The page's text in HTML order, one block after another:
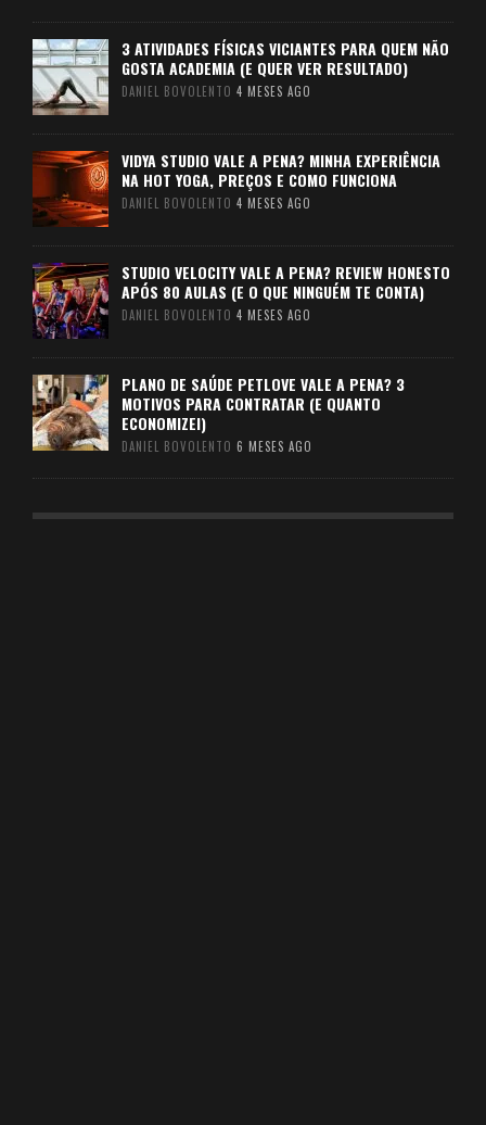
3 ATIVIDADES FÍSICAS VICIANTES PARA QUEM NÃO
GOSTA ACADEMIA (E QUER VER RESULTADO)
DANIEL BOVOLENTO 4 MESES AGO
VIDYA STUDIO VALE A PENA? MINHA EXPERIÊNCIA
NA HOT YOGA, PREÇOS E COMO FUNCIONA
DANIEL BOVOLENTO 4 MESES AGO
STUDIO VELOCITY VALE A PENA? REVIEW HONESTO
APÓS 80 AULAS (E O QUE NINGUÉM TE CONTA)
DANIEL BOVOLENTO 4 MESES AGO
PLANO DE SAÚDE PETLOVE VALE A PENA? 3
MOTIVOS PARA CONTRATAR (E QUANTO
ECONOMIZEI)
DANIEL BOVOLENTO 6 MESES AGO